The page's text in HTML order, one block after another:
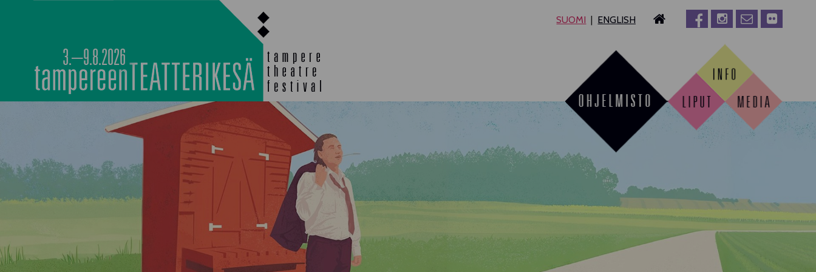
SUOMI ENGLISH
3.–9.8.2026
PÄÄOHJELMISTO TELTTALAB OFF TAMPERE
TAPAHTUMIEN YÖ MUU OHJELMISTO